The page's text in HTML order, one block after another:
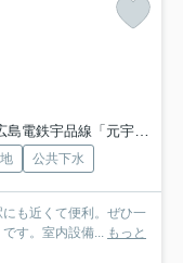
島電鉄宇品線「元宇品口」駅 徒歩5分
公共下水
も近くて便利。ぜひ一
す。室内設備... もっと